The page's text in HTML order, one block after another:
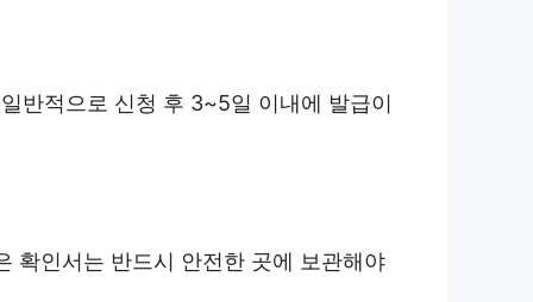
반적으로 신청 후 3~5일 이내에 발급이
확인서는 반드시 안전한 곳에 보관해야